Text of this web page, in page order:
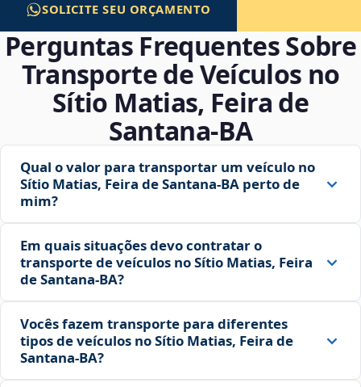
SOLICITE SEU ORÇAMENTO
Perguntas Frequentes Sobre
Transporte de Veículos no
Sítio Matias, Feira de
Santana‑BA
Qual o valor para transportar um veículo no
Sítio Matias, Feira de Santana‑BA perto de
mim?
Em quais situações devo contratar o
transporte de veículos no Sítio Matias, Feira
de Santana‑BA?
Vocês fazem transporte para diferentes
tipos de veículos no Sítio Matias, Feira de
Santana‑BA?